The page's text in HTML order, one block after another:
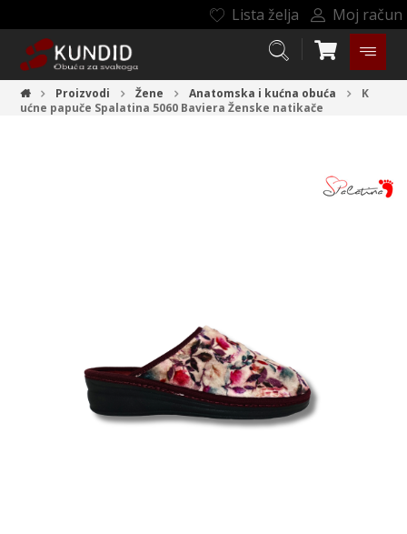
Lista želja Moj račun
Proizvodi Žene Anatomska i kućna obuća
K
ućne papuče Spalatina 5060 Baviera Ženske natikače